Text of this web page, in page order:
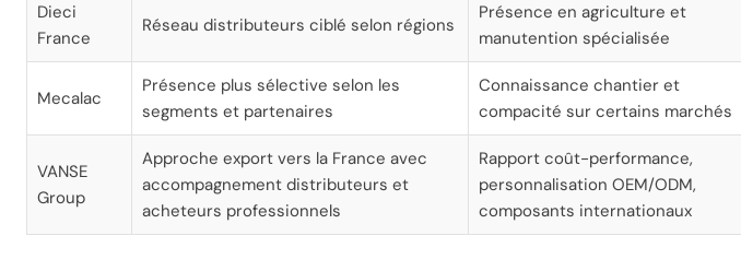
Dieci
France
Réseau distributeurs ciblé selon régions
Présence en agriculture et
manutention spécialisée
Mecalac
Présence plus sélective selon les
segments et partenaires
Connaissance chantier et
compacité sur certains marchés
VANSE
Group
Approche export vers la France avec
accompagnement distributeurs et
acheteurs professionnels
Rapport coût-performance,
personnalisation OEM/ODM,
composants internationaux